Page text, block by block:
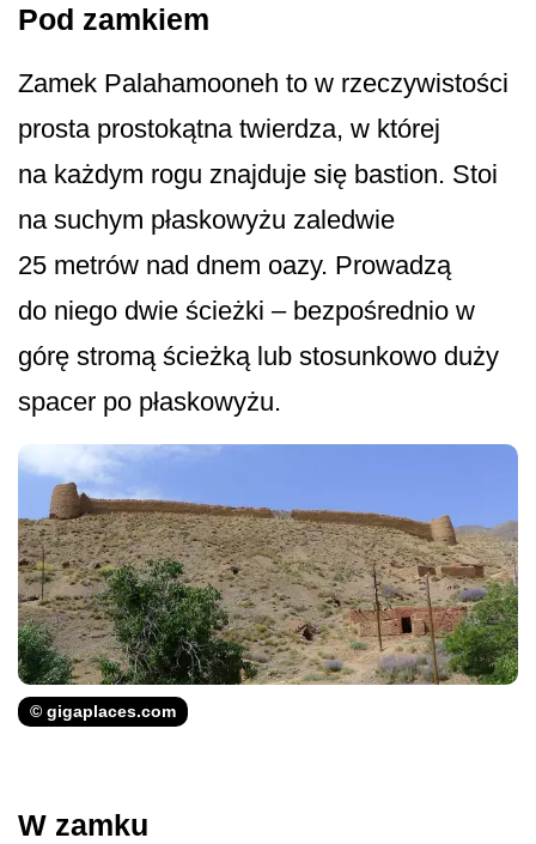
Pod zamkiem
Zamek Palahamooneh to w rzeczywistości
prosta prostokątna twierdza, w której
na każdym rogu znajduje się bastion. Stoi
na suchym płaskowyżu zaledwie
25 metrów nad dnem oazy. Prowadzą
do niego dwie ścieżki – bezpośrednio w
górę stromą ścieżką lub stosunkowo duży
spacer po płaskowyżu.
© gigaplaces.com
W zamku